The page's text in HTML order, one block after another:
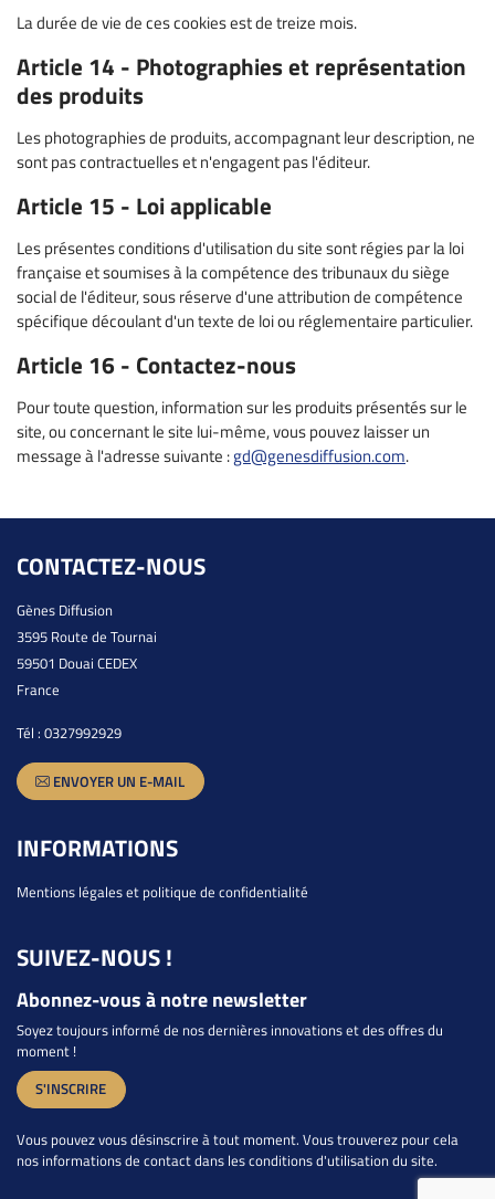
La durée de vie de ces cookies est de treize mois.
Article 14 - Photographies et représentation
des produits
Les photographies de produits, accompagnant leur description, ne
sont pas contractuelles et n'engagent pas l'éditeur.
Article 15 - Loi applicable
Les présentes conditions d'utilisation du site sont régies par la loi
française et soumises à la compétence des tribunaux du siège
social de l'éditeur, sous réserve d'une attribution de compétence
spécifique découlant d'un texte de loi ou réglementaire particulier.
Article 16 - Contactez-nous
Pour toute question, information sur les produits présentés sur le
site, ou concernant le site lui-même, vous pouvez laisser un
message à l'adresse suivante :gd@genesdiffusion.com.
CONTACTEZ-NOUS
Gènes Diffusion
3595 Route de Tournai
59501 Douai CEDEX
France
Tél : 0327992929
ENVOYER UN E-MAIL
INFORMATIONS
Mentions légales et politique de confidentialité
SUIVEZ-NOUS !
Abonnez-vous à notre newsletter
Soyez toujours informé de nos dernières innovations et des offres du
moment !
S'INSCRIRE
Vous pouvez vous désinscrire à tout moment. Vous trouverez pour cela
nos informations de contact dans les conditions d'utilisation du site.